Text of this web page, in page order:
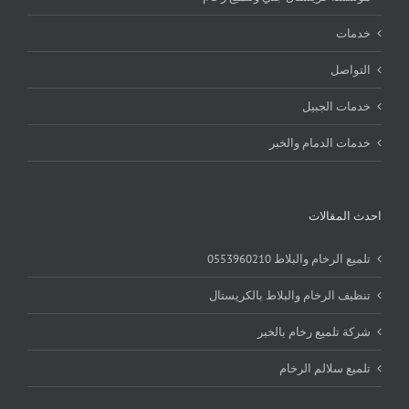
خدمات
التواصل
خدمات الجبيل
خدمات الدمام والخبر
احدث المقالات
تلميع الرخام والبلاط 0553960210
تنظيف الرخام والبلاط بالكريستال
شركة تلميع رخام بالخبر
تلميع سلالم الرخام